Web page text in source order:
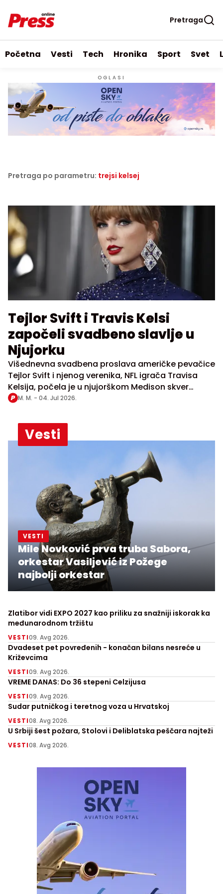
Pretraga
Početna Vesti Tech Hronika Sport Svet
OGLASI
Pretraga po parametru: trejsi kelsej
Tejlor Svift i Travis Kelsi
započeli svadbeno slavlje u
Njujorku
Višednevna svadbena proslava američke pevačice
Tejlor Svift i njenog verenika, NFL igrača Travisa
Kelsija, počela je u njujorškom Medison skver
gardenu, dok zvanične potvrde da se par venčao
M. M. - 04. Jul 2026.
Vesti
VESTI
Mile Novković prva truba Sabora,
orkestar Vasiljević iz Požege
najbolji orkestar
Zlatibor vidi EXPO 2027 kao priliku za snažniji iskorak ka
međunarodnom tržištu
VESTI09. Avg 2026.
Dvadeset pet povređenih - konačan bilans nesreće u
Križevcima
VESTI09. Avg 2026.
VREME DANAS: Do 36 stepeni Celzijusa
VESTI09. Avg 2026.
Sudar putničkog i teretnog voza u Hrvatskoj
VESTI08. Avg 2026.
U Srbiji šest požara, Stolovi i Deliblatska peščara najteži
VESTI08. Avg 2026.